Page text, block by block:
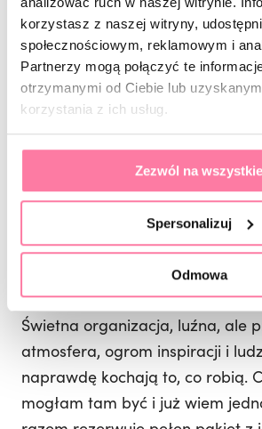
korzystasz z naszej witryny,
społecznościowym, reklamowym i
Partnerzy mogą połączyć te
otrzymanymi od Ciebie lub
korzystania z ich usług.
Zezwól na wszystkie
Spersonalizuj
Odmowa
5. Co znalazłam w
biblioteczce?
Biblioteczka marzeń! Półki
związanych z technologią,
rozwojem osobistym. Można
inspirować się i oczywiście –
pozycja wyjątkowo
kogoś, kto kocha książki tak jak
prawdziwa gratka. I spokojnie –
Dlaczego warto było
Mobile Trends?
Świetna organizacja, luźna, ale
atmosfera, ogrom inspiracji i
naprawdę kochają to, co robią.
mogłam tam być i już wiem